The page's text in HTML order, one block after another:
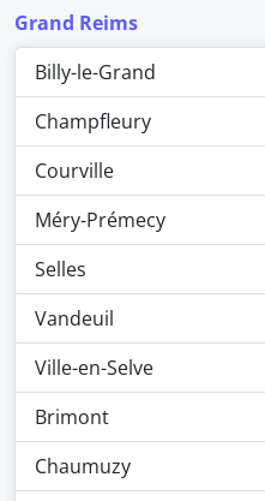
Grand Reims
Billy-le-Grand
Champfleury
Courville
Méry-Prémecy
Selles
Vandeuil
Ville-en-Selve
Brimont
Chaumuzy